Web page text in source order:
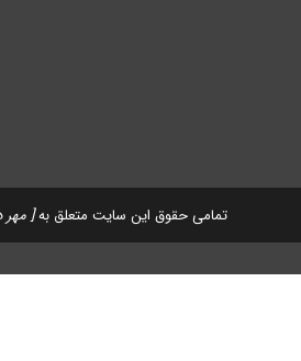
تمامی حقوق این سایت متعلق به[ مهر